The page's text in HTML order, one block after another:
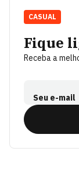
Fique
Receba a
Seu e-mail
CASUAL